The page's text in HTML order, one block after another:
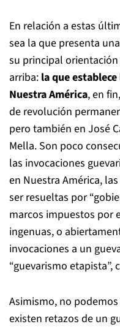
En relación a estas
sea la que presenta
su principal
arriba: la que
Nuestra América, en
de revolución
pero también en José
Mella. Son poco
las invocaciones
en Nuestra América,
ser resueltas por
marcos impuestos por
ingenuas, o
invocaciones a un
“guevarismo
Asimismo, no
existen retazos de un